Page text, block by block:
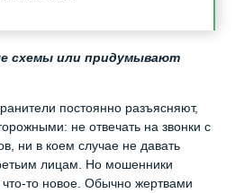
схемы или придумывают
постоянно разъясняют,
не отвечать на звонки с
ни в коем случае не давать
лицам. Но мошенники
то новое. Обычно жертвами